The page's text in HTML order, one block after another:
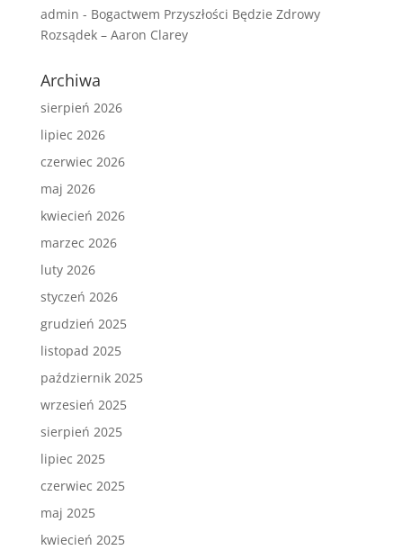
admin - Bogactwem Przyszłości Będzie Zdrowy
Rozsądek – Aaron Clarey
Archiwa
sierpień 2026
lipiec 2026
czerwiec 2026
maj 2026
kwiecień 2026
marzec 2026
luty 2026
styczeń 2026
grudzień 2025
listopad 2025
październik 2025
wrzesień 2025
sierpień 2025
lipiec 2025
czerwiec 2025
maj 2025
kwiecień 2025